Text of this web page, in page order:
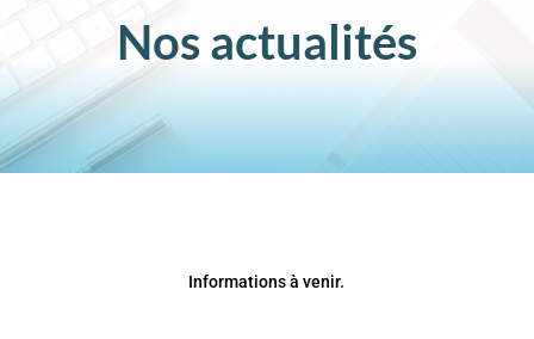
Nos actualités
Informations à venir.